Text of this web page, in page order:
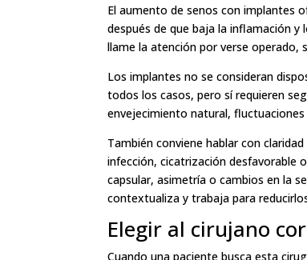
El aumento de senos con implantes
después de que baja la inflamación
llame la atención por verse
Los implantes no se consideran
todos los casos, pero sí requieren
envejecimiento natural,
También conviene hablar con
infección, cicatrización desfavorable
capsular, asimetría o cambios en la
contextualiza y trabaja para
Elegir al cirujano
Cuando una paciente busca esta